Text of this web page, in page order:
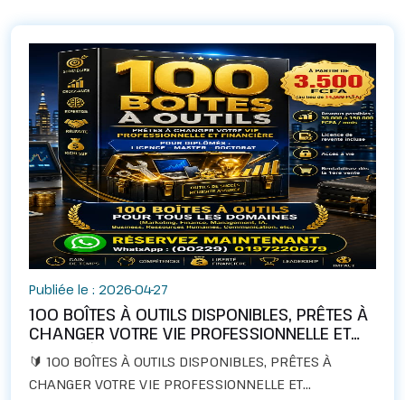
Publiée le : 2026-04-27
100 BOÎTES À OUTILS DISPONIBLES, PRÊTES À
CHANGER VOTRE VIE PROFESSIONNELLE ET
FINANCIÈRE
🔰 100 BOÎTES À OUTILS DISPONIBLES, PRÊTES À
CHANGER VOTRE VIE PROFESSIONNELLE ET